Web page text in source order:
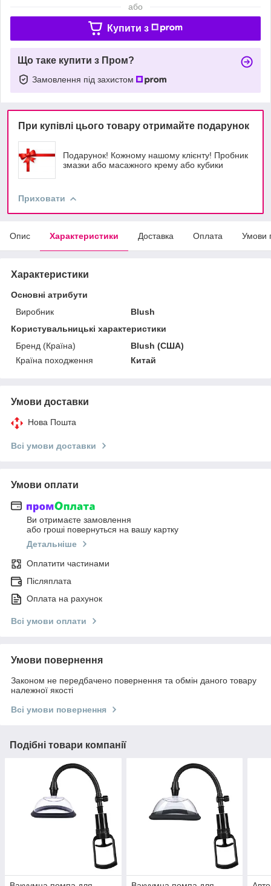
або
Купити з
Що таке купити з Пром?
Замовлення під захистом
При купівлі цього товару отримайте подарунок
Подарунок! Кожному нашому клієнту! Пробник
змазки або масажного крему або кубики
Приховати
Опис Характеристики Доставка Оплата Умови
Характеристики
Основні атрибути
Виробник
Blush
Користувальницькі характеристики
Бренд (Країна)
Blush (США)
Країна походження
Китай
Умови доставки
Нова Пошта
Всі умови доставки
Умови оплати
Ви отримаєте замовлення
або гроші повернуться на вашу картку
Детальніше
Оплатити частинами
Післяплата
Оплата на рахунок
Всі умови оплати
Умови повернення
Законом не передбачено повернення та обмін даного товару
належної якості
Всі умови повернення
Подібні товари компанії